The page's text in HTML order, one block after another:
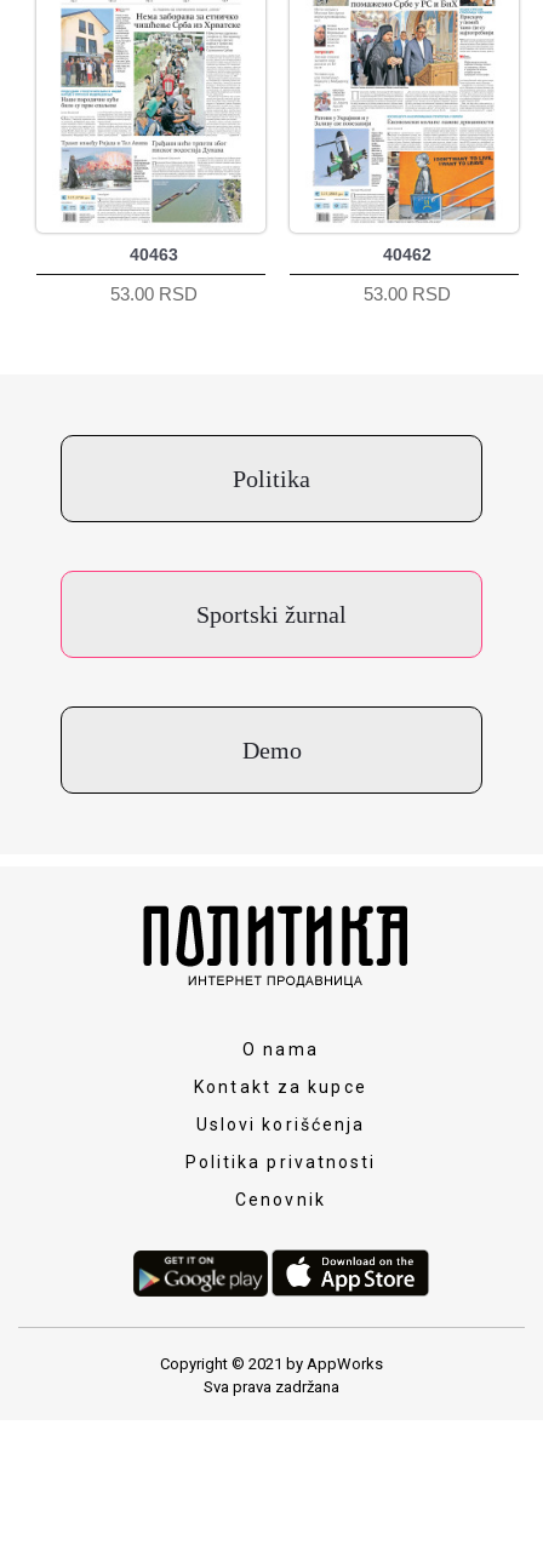
40463
53.00 RSD
40462
53.00 RSD
Politika
Sportski žurnal
Demo
O nama
Kontakt za kupce
Uslovi korišćenja
Politika privatnosti
Cenovnik
Copyright © 2021 by AppWorks
Sva prava zadržana